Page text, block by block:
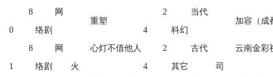
8
0
网
络剧
重塑
2
4
当代
科幻
加容（成
8
1
网
络剧
心灯不借他人
火
2
4
古代
其它
云南金彩
司